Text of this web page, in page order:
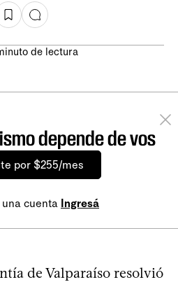
de lectura
depende de vos
por $255/mes
cuenta Ingresá
de Valparaíso resolvió